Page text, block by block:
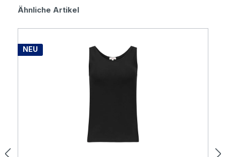
Produktgalerie überspringen
Ähnliche Artikel
NEU